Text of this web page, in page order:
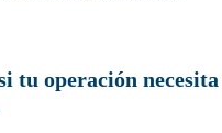
tu operación